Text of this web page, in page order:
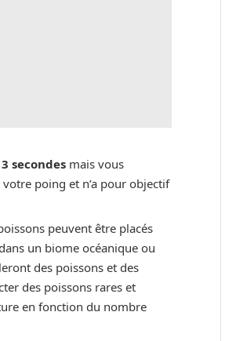
3 secondes mais vous
poing et n’a pour objectif
peuvent être placés
un biome océanique ou
des poissons et des
des poissons rares et
en fonction du nombre